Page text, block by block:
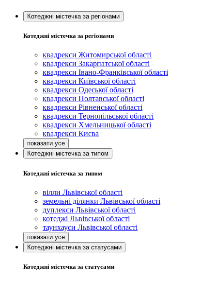
Котеджні містечка за регіонами
Котеджні містечка за регіонами
квадрекси Житомирської області
квадрекси Закарпатської області
квадрекси Івано-Франківської області
квадрекси Київської області
квадрекси Одеської області
квадрекси Полтавської області
квадрекси Рівненської області
квадрекси Тернопільської області
квадрекси Хмельницької області
квадрекси Києва
Котеджні містечка за типом
Котеджні містечка за типом
вілли Львівської області
земельні ділянки Львівської області
дуплекси Львівської області
котеджі Львівської області
таунхауси Львівської області
Котеджні містечка за статусами
Котеджні містечка за статусами